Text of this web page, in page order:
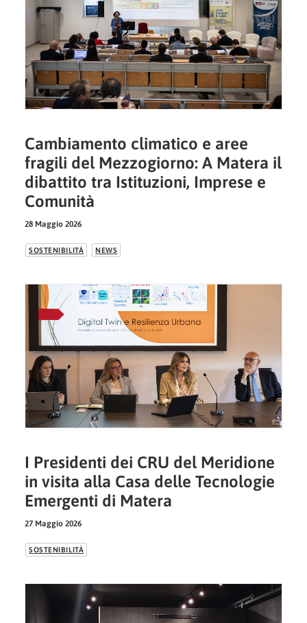
Cambiamento climatico e aree
fragili del Mezzogiorno: A Matera il
dibattito tra Istituzioni, Imprese e
Comunità
28 Maggio 2026
SOSTENIBILITÀ NEWS
I Presidenti dei CRU del Meridione
in visita alla Casa delle Tecnologie
Emergenti di Matera
27 Maggio 2026
SOSTENIBILITÀ